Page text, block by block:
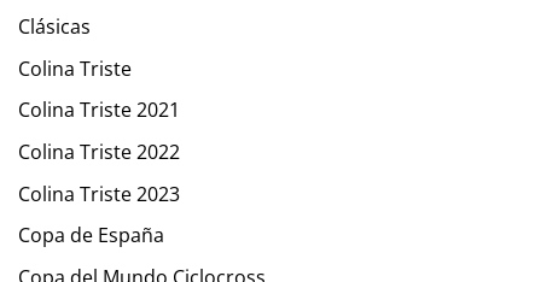
Clásicas
Colina Triste
Colina Triste 2021
Colina Triste 2022
Colina Triste 2023
Copa de España